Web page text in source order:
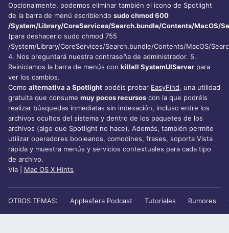
Opcionalmente, podemos eliminar también el icono de Spotlight
de la barra de menú escribiendo sudo chmod 600
/System/Library/CoreServices/Search.bundle/Contents/MacOS/
(para deshacerlo sudo chmod 755
/System/Library/CoreServices/Search.bundle/Contents/MacOS/
4. Nos preguntará nuestra contraseña de administrador. 5.
Reiniciamos la barra de menús con killall SystemUIServer para
ver los cambios.
Como alternativa a Spotlight podéis probar EasyFind, una utilidad
gratuita que consume muy pocos recursos con la que podréis
realizar búsquedas inmediatas sin indexación, incluso entre los
archivos ocultos del sistema y dentro de los paquetes de los
archivos (algo que Spotlight no hace). Además, también permite
utilizar operadores booleanos, comodines, frases, soporta Vista
rápida y muestra menús y servicios contextuales para cada tipo
de archivo.
Vía | Mac OS X Hints
OTROS TEMAS: Applesfera Podcast Tutoriales Rumores